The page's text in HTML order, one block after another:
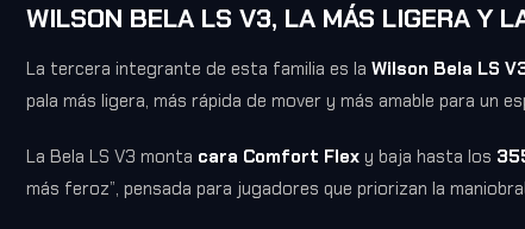
WILSON BELA LS V3, LA MÁS LIGERA Y
La tercera integrante de esta familia es la Wilson Bela LS
pala más ligera, más rápida de mover y más amable para un
La Bela LS V3 monta cara Comfort Flex y baja hasta los
más feroz”, pensada para jugadores que priorizan la